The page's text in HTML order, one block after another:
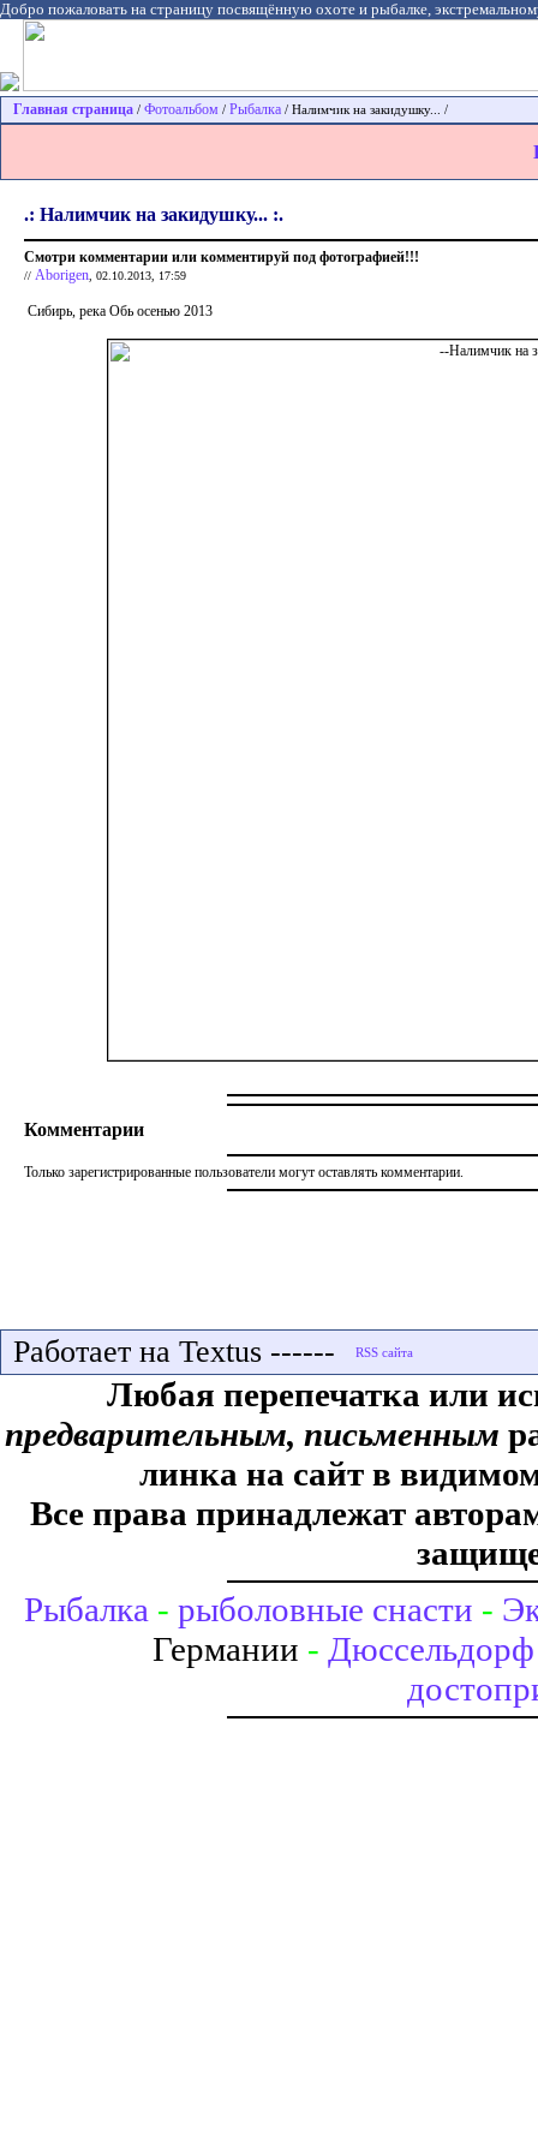
Добро пожаловать на страницу посвящённую охоте и рыбалке,
Главная страница / Фотоальбом / Рыбалка / Налимчик на закидушку... /
.: Налимчик на закидушку... :.
Смотри комментарии или комментируй под фотографией!!!
// Aborigen , 02.10.2013, 17:59
Сибирь, река Обь осенью 2013
Комментарии
Только зарегистрированные пользователи могут оставлять комментарии.
Работает на Textus ------
Любая перепечатка или
предварительным, письменным
линка на сайт в
Все права принадлежат
Рыбалка - рыболовные снасти -
Германии - Дюссельдорф